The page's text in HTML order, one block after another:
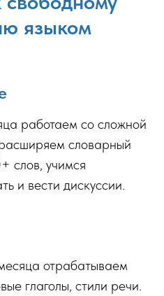
языком
работаем со сложной
словарный
слов, учимся
и вести дискуссии.
отрабатываем
глаголы, стили речи.